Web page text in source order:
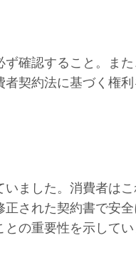
確認すること。ま
契約法に基づく権
ました。消費者は
された契約書で安
の重要性を示してい